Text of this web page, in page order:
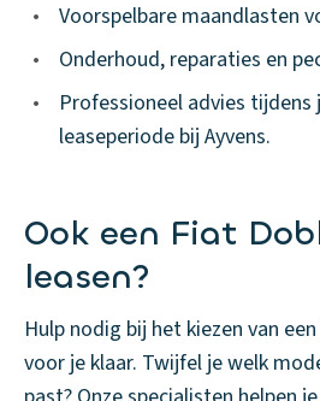
•
Voorspelbare maandlasten
•
Onderhoud, reparaties en
•
Professioneel advies tijdens
leaseperiode bij Ayvens.
Ook een Fiat
leasen?
Hulp nodig bij het kiezen van
voor je klaar. Twijfel je welk